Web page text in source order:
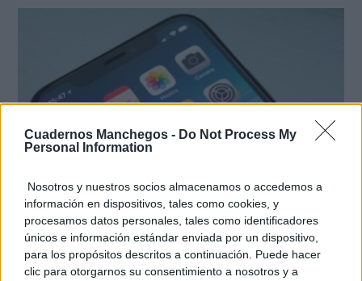
Cuadernos Manchegos - Do Not Process My
Personal Information
Nosotros y nuestros socios almacenamos o accedemos a
información en dispositivos, tales como cookies, y
procesamos datos personales, tales como identificadores
únicos e información estándar enviada por un dispositivo,
para los propósitos descritos a continuación. Puede hacer
clic para otorgarnos su consentimiento a nosotros y a
9 apps que valen oro
No son populares, pero sí extraordinariamente
útiles